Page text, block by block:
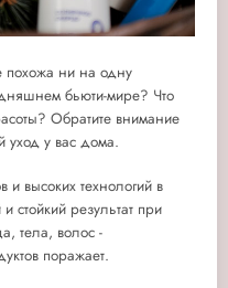
похожа ни на одну
бьюти-мире? Что
Обратите внимание
уход у вас дома.
и высоких технологий в
стойкий результат при
тела, волос -
поражает.